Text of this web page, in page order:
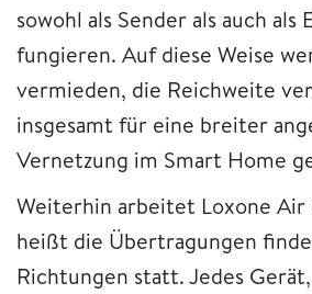
sowohl als Sender als auch als
fungieren. Auf diese Weise
vermieden, die Reichweite
insgesamt für eine breiter
Vernetzung im Smart Home
Weiterhin arbeitet Loxone Air
heißt die Übertragungen
Richtungen statt. Jedes